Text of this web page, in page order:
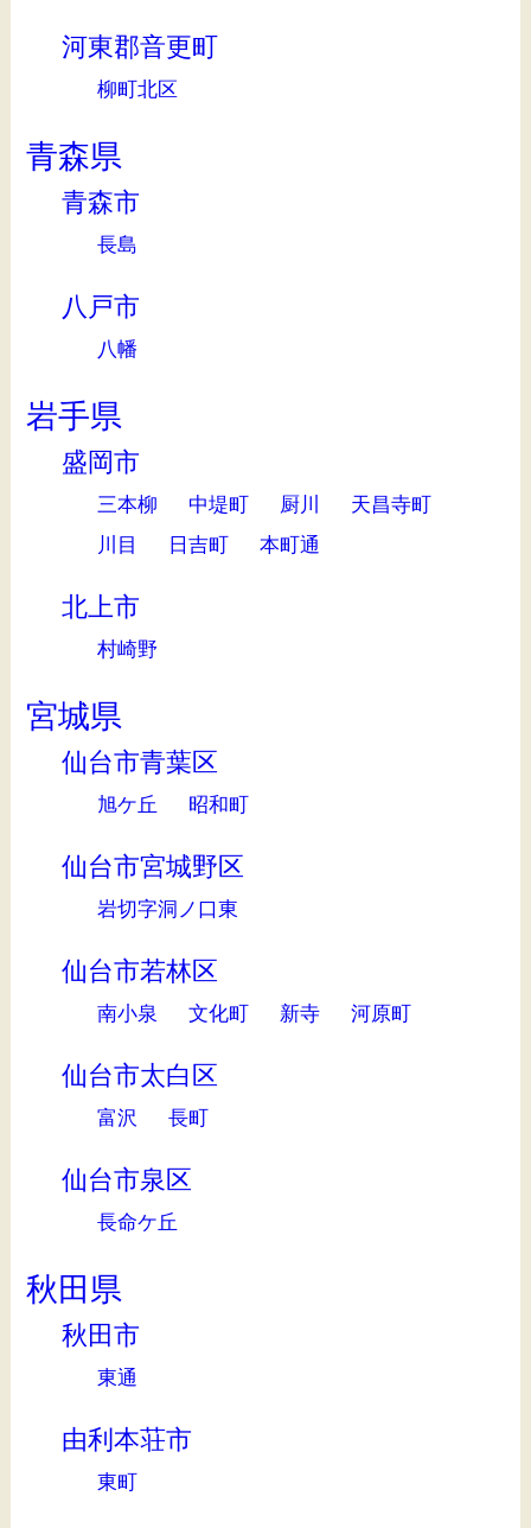
河東郡音更町
柳町北区
青森県
青森市
長島
八戸市
八幡
岩手県
盛岡市
三本柳 中堤町 厨川
天昌寺町
川目
日吉町 本町通
北上市
村崎野
宮城県
仙台市青葉区
旭ケ丘 昭和町
仙台市宮城野区
岩切字洞ノ口東
仙台市若林区
南小泉 文化町 新寺 河原町
仙台市太白区
富沢 長町
仙台市泉区
長命ケ丘
秋田県
秋田市
東通
由利本荘市
東町